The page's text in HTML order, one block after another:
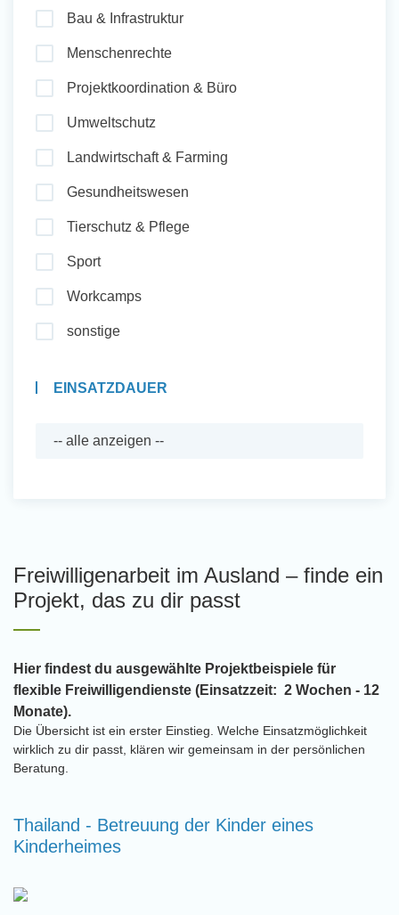
Initiativbewerbung
Bau & Infrastruktur
Menschenrechte
Projektkoordination & Büro
Umweltschutz
Landwirtschaft & Farming
Gesundheitswesen
Tierschutz & Pflege
Sport
Workcamps
sonstige
EINSATZDAUER
Freiwilligenarbeit im Ausland – finde ein
Projekt, das zu dir passt
Hier findest du ausgewählte Projektbeispiele für
flexible Freiwilligendienste (Einsatzzeit: 2 Wochen - 12
Monate).
Die Übersicht ist ein erster Einstieg. Welche Einsatzmöglichkeit
wirklich zu dir passt, klären wir gemeinsam in der persönlichen
Beratung.
Thailand - Betreuung der Kinder eines
Kinderheimes